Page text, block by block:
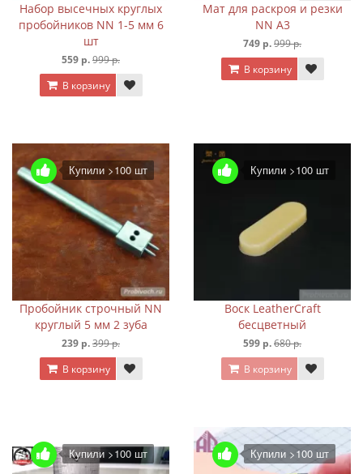
Набор высечных круглых
пробойников NN 1-5 мм 6
шт
559 р.999 р.
В корзину
Мат для раскроя и резки
NN А3
749 р.999 р.
В корзину
Купили >100 шт
Пробойник строчный NN
круглый 5 мм 2 зуба
239 р.399 р.
В корзину
Купили >100 шт
Воск LeatherCraft
бесцветный
599 р.680 р.
В корзину
Купили >100 шт Купили >100 шт